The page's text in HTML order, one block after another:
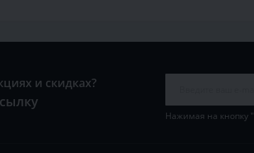
и скидках?
Нажимая на кнопку